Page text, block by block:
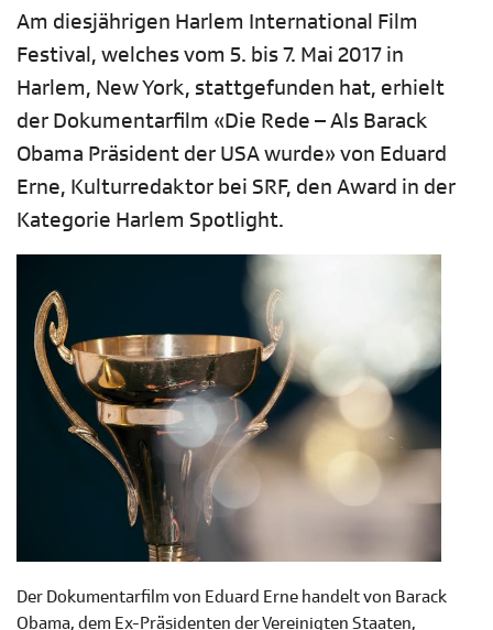
Am diesjährigen Harlem International Film
Festival, welches vom 5. bis 7. Mai 2017 in
Harlem, New York, stattgefunden hat, erhielt
der Dokumentarfilm «Die Rede – Als Barack
Obama Präsident der USA wurde» von Eduard
Erne, Kulturredaktor bei SRF, den Award in der
Kategorie Harlem Spotlight.
Der Dokumentarfilm von Eduard Erne handelt von Barack
Obama, dem Ex-Präsidenten der Vereinigten Staaten,